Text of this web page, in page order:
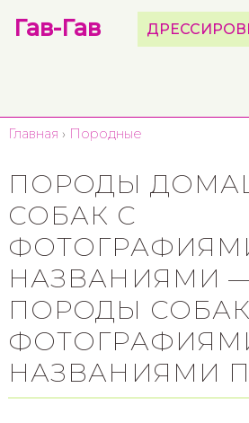
Гав-Гав
Главная › Породные
ПОРОДЫ
СОБАК С
НАЗВАНИЯМИ
ПОРОДЫ
НАЗВАНИЯМИ